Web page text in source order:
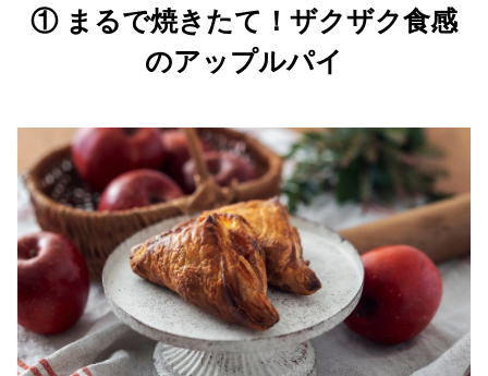
① まるで焼きたて！ザクザク食感
のアップルパイ